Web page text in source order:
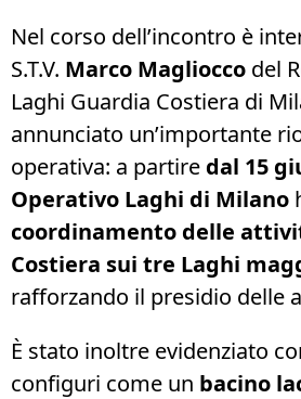
Nel corso dell’incontro è
S.T.V. Marco Magliocco del
Laghi Guardia Costiera di
annunciato un’importante
operativa: a partire dal 15
Operativo Laghi di Milano
coordinamento delle
Costiera sui tre Laghi
rafforzando il presidio delle
È stato inoltre evidenziato
configuri come un bacino